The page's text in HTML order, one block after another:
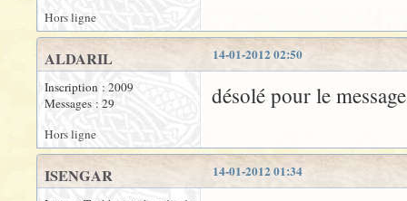
Hors ligne
14-01-2012 02:50
ALDARIL
Inscription : 2009
Messages : 29
désolé pour le
Hors ligne
14-01-2012 01:34
ISENGAR